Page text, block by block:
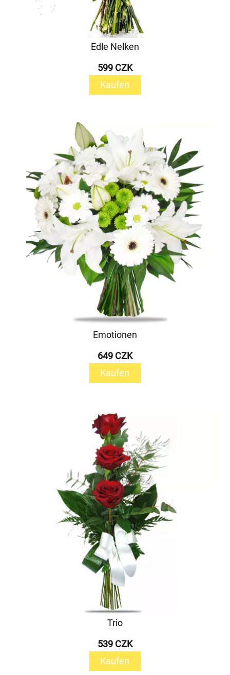
Edle Nelken
599 CZK
Kaufen
Emotionen
649 CZK
Kaufen
Trio
539 CZK
Kaufen